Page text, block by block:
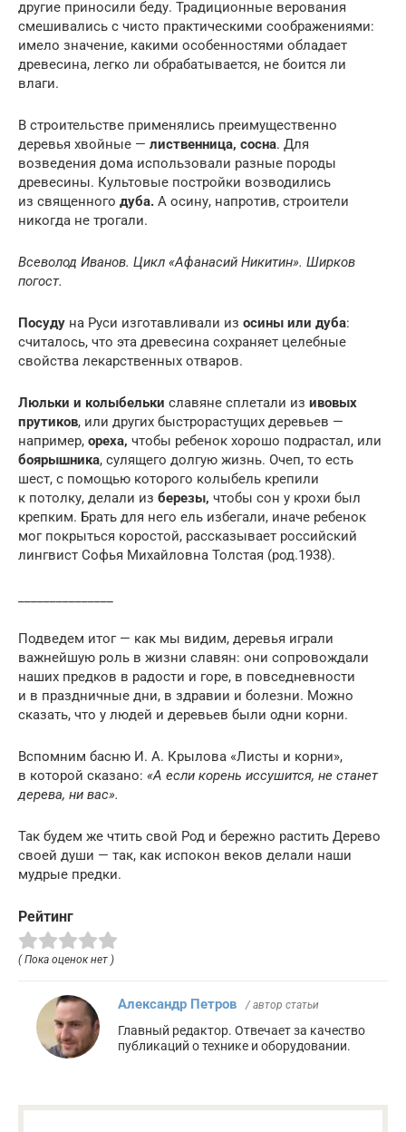
другие приносили беду. Традиционные верования
смешивались с чисто практическими соображениями:
имело значение, какими особенностями обладает
древесина, легко ли обрабатывается, не боится ли
влаги.
В строительстве применялись преимущественно
деревья хвойные — лиственница, сосна. Для
возведения дома использовали разные породы
древесины. Культовые постройки возводились
из священного дуба. А осину, напротив, строители
никогда не трогали.
Всеволод Иванов. Цикл «Афанасий Никитин». Ширков
погост.
Посуду на Руси изготавливали из осины или дуба:
считалось, что эта древесина сохраняет целебные
свойства лекарственных отваров.
Люльки и колыбельки славяне сплетали из ивовых
прутиков, или других быстрорастущих деревьев —
например, ореха, чтобы ребенок хорошо подрастал, или
боярышника, сулящего долгую жизнь. Очеп, то есть
шест, с помощью которого колыбель крепили
к потолку, делали из березы, чтобы сон у крохи был
крепким. Брать для него ель избегали, иначе ребенок
мог покрыться коростой, рассказывает российский
лингвист Софья Михайловна Толстая (род.1938).
Подведем итог — как мы видим, деревья играли
важнейшую роль в жизни славян: они сопровождали
наших предков в радости и горе, в повседневности
и в праздничные дни, в здравии и болезни. Можно
сказать, что у людей и деревьев были одни корни.
Вспомним басню И. А. Крылова «Листы и корни»,
в которой сказано: «А если корень иссушится, не станет
дерева, ни вас».
Так будем же чтить свой Род и бережно растить Дерево
своей души — так, как испокон веков делали наши
мудрые предки.
Рейтинг
( Пока оценок нет )
Александр Петров / автор статьи
Главный редактор. Отвечает за качество
публикаций о технике и оборудовании.